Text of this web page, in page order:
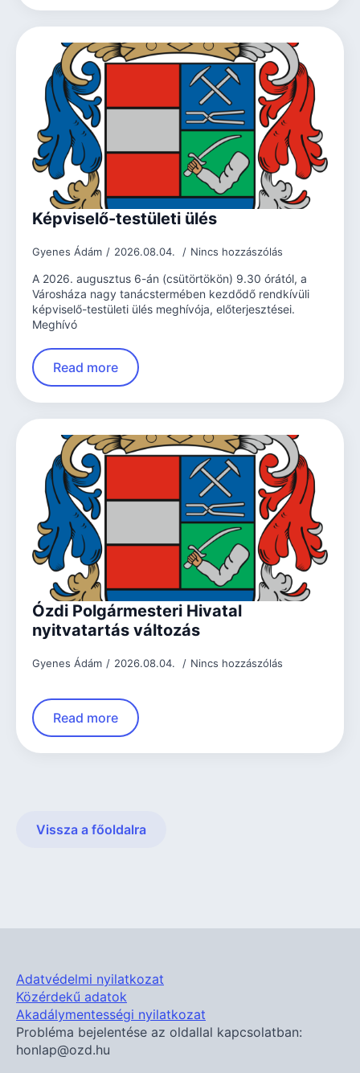
Képviselő-testületi ülés
Gyenes Ádám 2026.08.04. Nincs hozzászólás
A 2026. augusztus 6-án (csütörtökön) 9.30 órától, a
Városháza nagy tanácstermében kezdődő rendkívüli
képviselő-testületi ülés meghívója, előterjesztései.
Meghívó
Read more
Ózdi Polgármesteri Hivatal
nyitvatartás változás
Gyenes Ádám 2026.08.04. Nincs hozzászólás
Read more
Vissza a főoldalra
Adatvédelmi nyilatkozat
Közérdekű adatok
Akadálymentességi nyilatkozat
Probléma bejelentése az oldallal kapcsolatban:
honlap@ozd.hu